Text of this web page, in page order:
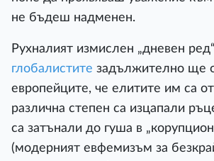
не бъдеш надменен.
Рухналият измислен „дневен
глобалистите задължително ще
европейците, че елитите им са
различна степен са изцапали
са затънали до гуша в
(модерният евфемизъм за